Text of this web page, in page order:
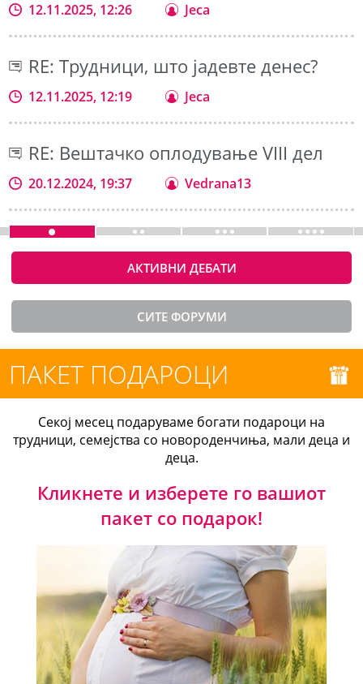
12.11.2025, 12:26 Jeca
RE: Трудници, што јадевте денес?
12.11.2025, 12:19 Jeca
RE: Вештачко оплодување VIII дел
20.12.2024, 19:37 Vedrana13
АКТИВНИ ДЕБАТИ
СИТЕ ФОРУМИ
ПАКЕТ ПОДАРОЦИ
Секој месец подаруваме богати подароци на
трудници, семејства со новороденчиња, мали деца и
деца.
Кликнете и изберете го вашиот
пакет со подарок!